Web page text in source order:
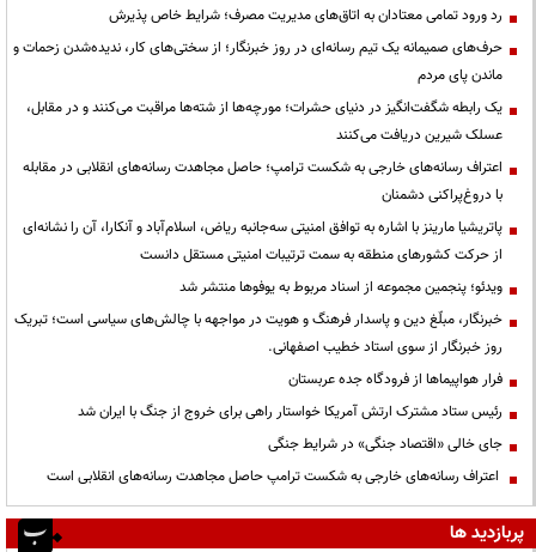
رد ورود تمامی معتادان به اتاق‌های مدیریت مصرف؛ شرایط خاص پذیرش
حرف‌های صمیمانه یک تیم رسانه‌ای در روز خبرنگار؛ از سختی‌های کار، ندیده‌شدن زحمات و
ماندن پای مردم
یک رابطه شگفت‌انگیز در دنیای حشرات؛ مورچه‌ها از شته‌ها مراقبت می‌کنند و در مقابل،
عسلک شیرین دریافت می‌کنند
اعتراف رسانه‌های خارجی به شکست ترامپ؛ حاصل مجاهدت رسانه‌های انقلابی در مقابله
با دروغ‌پراکنی دشمنان
پاتریشیا مارینز با اشاره به توافق امنیتی سه‌جانبه ریاض، اسلام‌آباد و آنکارا، آن را نشانه‌ای
از حرکت کشورهای منطقه به سمت ترتیبات امنیتی مستقل دانست
ویدئو؛ پنجمین مجموعه از اسناد مربوط به یوفوها منتشر شد
خبرنگار، مبلّغ دین و پاسدار فرهنگ و هویت در مواجهه با چالش‌های سیاسی است؛ تبریک
روز خبرنگار از سوی استاد خطیب اصفهانی.
فرار هواپیماها از فرودگاه جده عربستان
رئیس ستاد مشترک ارتش آمریکا خواستار راهی برای خروج از جنگ با ایران شد
جای خالی «اقتصاد جنگی» در شرایط جنگی
اعتراف رسانه‌های خارجی به شکست ترامپ حاصل مجاهدت رسانه‌های انقلابی است
پربازدید ها